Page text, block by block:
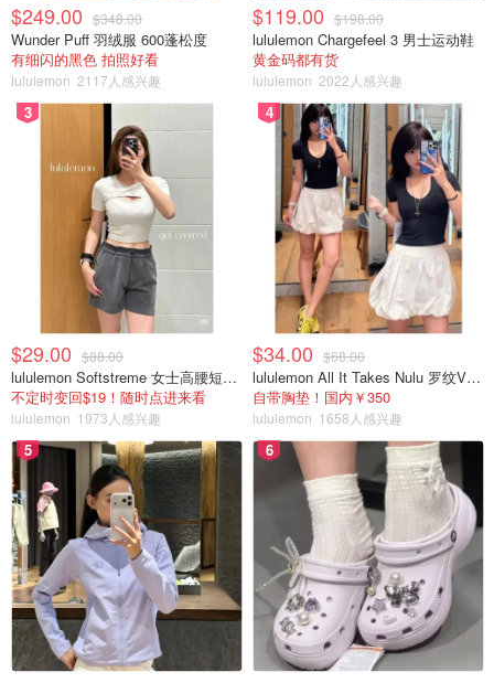
$249.00 $348.00
Wunder Puff 羽绒服 600蓬松度
有细闪的黑色 拍照好看
lululemon 2117人感兴趣
$119.00 $198.00
lululemon Chargefeel 3 男士运动鞋
黄金码都有货
lululemon 2022人感兴趣
3
$29.00 $88.00
lululemon Softstreme 女士高腰短裤 10cm
不定时变回$19！随时点进来看
lululemon 1973人感兴趣
4
$34.00 $68.00
lululemon All It Takes Nulu 罗纹V领短袖T恤
自带胸垫！国内￥350
lululemon 1658人感兴趣
5 6